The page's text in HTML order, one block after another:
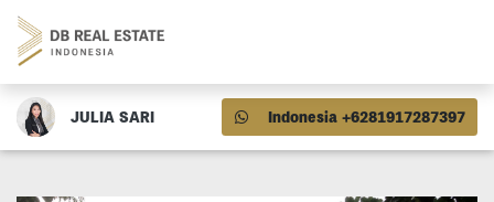
JULIA SARI Indonesia +6281917287397